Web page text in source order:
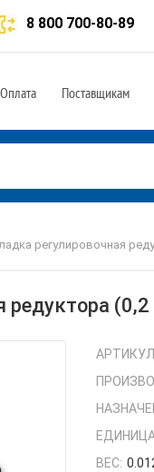
8 800 700-80-89
Оплата Поставщикам
регулировочная
редуктора
ВЕС: